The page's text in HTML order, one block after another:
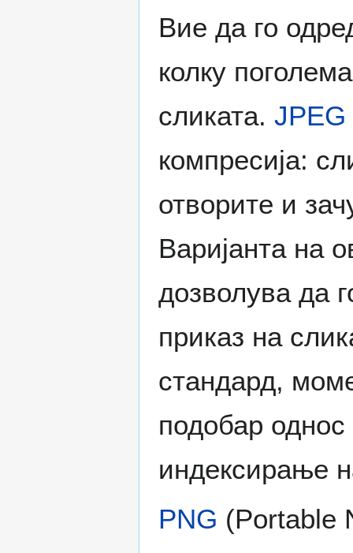
Вие да го
колку
сликата. JPEG
компресија:
отворите и
Варијанта на
дозволува да
приказ на
стандард,
подобар однос
индексирање
PNG (Portable